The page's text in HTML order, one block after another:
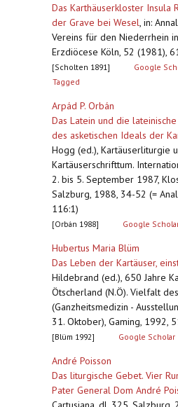
Das Karthäuserkloster Insula
der Grave bei Wesel, in:
Vereins für den Niederrhein
Erzdiöcese Köln, 52 (1981),
[Scholten 1891] Google
Tagged
Arpád P. Orbán
Das Latein und die
des asketischen Ideals der
Hogg (ed.), Kartäuserliturgie
Kartäuserschrifttum.
2. bis 5. September 1987,
Salzburg, 1988, 34-52 (=
116:1)
[Orbán 1988] Google
Hubertus Maria Blüm
Das Leben der Kartäuser,
Hildebrand (ed.), 650 Jahre
Ötscherland (N.Ö). Vielfalt
(Ganzheitsmedizin -
31. Oktober), Gaming, 1992,
[Blüm 1992] Google Scholar
André Poisson
Das liturgische Gebet. Vier
Pater General Dom André